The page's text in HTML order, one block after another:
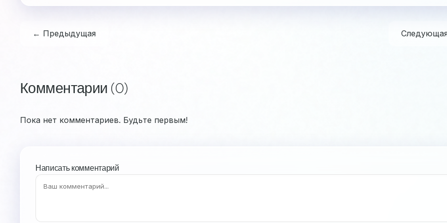
← Предыдущая
Комментарии (0)
Пока нет комментариев. Будьте первым!
Написать комментарий